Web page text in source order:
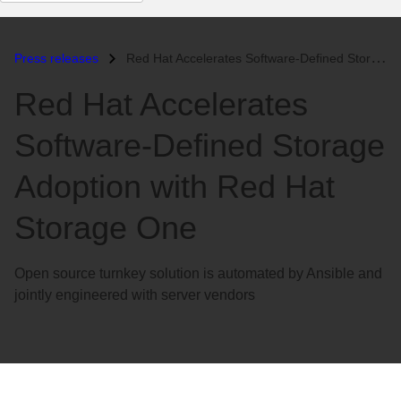
auswählen
Press releases Red Hat Accelerates Software-Defined Storage Adoption with Red Hat Sto...
Red Hat Accelerates
Software-Defined Storage
Adoption with Red Hat
Storage One
Open source turnkey solution is automated by Ansible and
jointly engineered with server vendors